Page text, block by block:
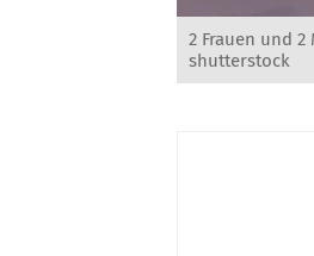
2 Frauen und
shutterstock